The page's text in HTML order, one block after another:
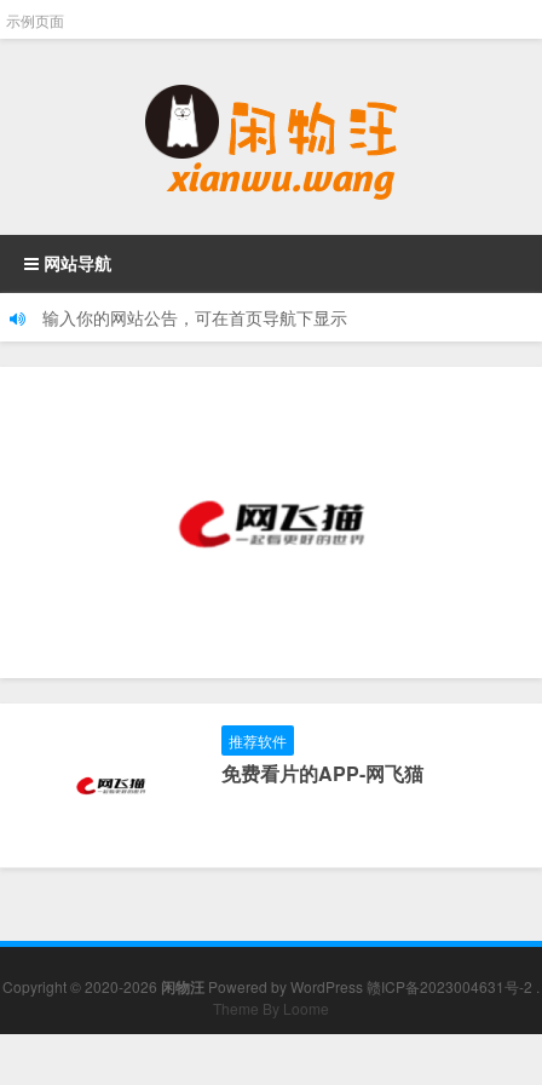
示例页面
网站导航
输入你的网站公告，可在首页导航下显示
推荐软件
免费看片的APP-网飞猫
Copyright © 2020-2026 闲物汪 Powered byWordPress 赣ICP备2023004631号-2 .
Theme By Loome